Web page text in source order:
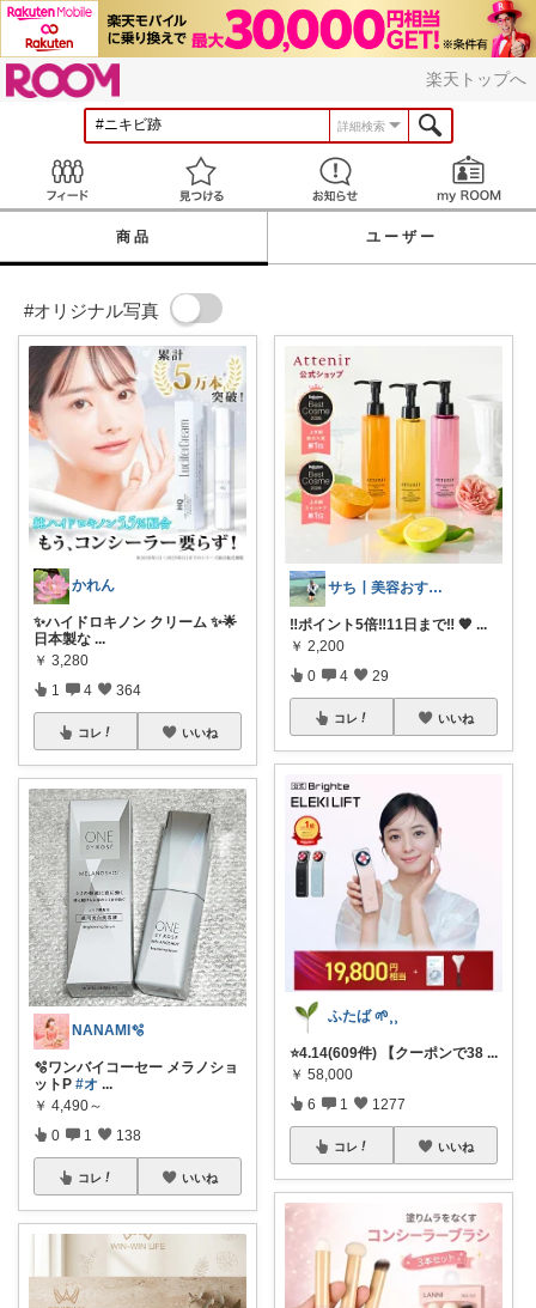
楽天トップへ
詳細検索
見つける お知らせ
商品 ユーザー
#オリジナル写真
かれん
✨ハイドロキノン クリーム ✨🌟
日本製な ...
￥ 3,280
1 4 364
コレ いいね
NANAMI🫧
🫧ワンバイコーセー メラノショ
ットP #オ ...
￥ 4,490～
0 1 138
コレ いいね
サち┃美容おすすめ┃垢抜け
‼️ポイント5倍‼️11日まで‼️ ‪🧡‬ ...
￥ 2,200
0 4 29
コレ いいね
ふたば 🌱⸒⸒
⭐️4.14(609件) 【クーポンで38 ...
￥ 58,000
6 1 1277
コレ いいね